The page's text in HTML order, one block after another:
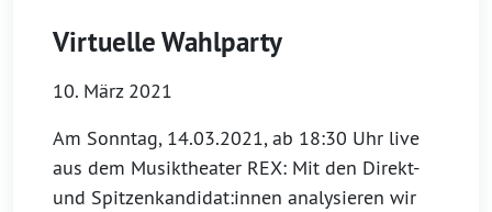
Virtuelle Wahlparty
10. März 2021
Am Sonntag, 14.03.2021, ab 18:30 Uhr live
aus dem Musiktheater REX: Mit den Direkt-
und Spitzenkandidat:innen analysieren wir